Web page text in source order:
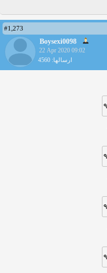
#1,273
Boysexi0098
22 Apr 2020 09:02
ارسالها: 4560